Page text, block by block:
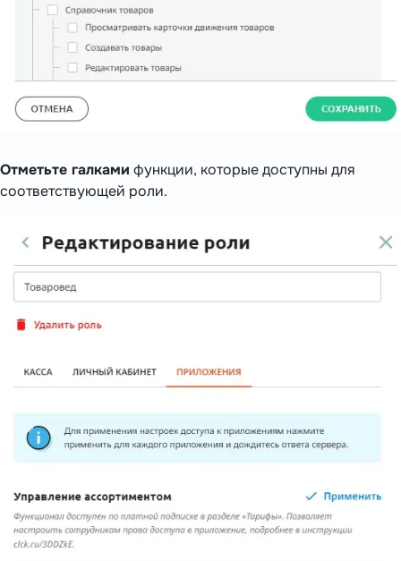
Отметьте галками функции, которые доступны для
соответствующей роли.